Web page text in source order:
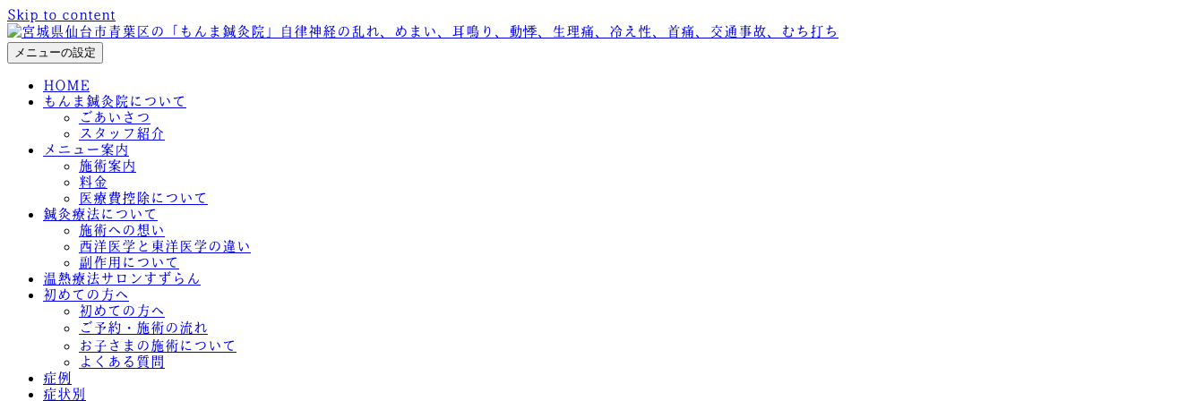
Skip to content
メニューの設定
HOME
もんま鍼灸院について
ごあいさつ
スタッフ紹介
メニュー案内
施術案内
料金
医療費控除について
鍼灸療法について
施術への想い
西洋医学と東洋医学の違い
副作用について
温熱療法サロンすずらん
初めての方へ
初めての方へ
ご予約・施術の流れ
お子さまの施術について
よくある質問
症例
症状別